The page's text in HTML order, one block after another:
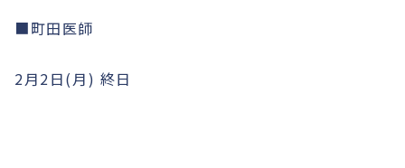
■町田医師
2月2日(月) 終日